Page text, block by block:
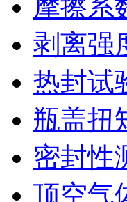
摩擦系
剥离强
热封试
瓶盖扭
密封性
顶空气